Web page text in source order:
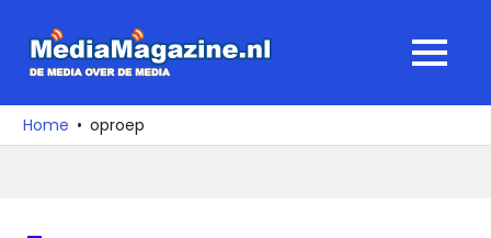
naar
media
over
MENU
Home oproep